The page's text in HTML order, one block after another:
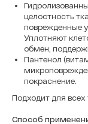
целостность
поврежденные
Уплотняют
обмен,
Пантенол
покраснение.
Подходит для всех
Способ